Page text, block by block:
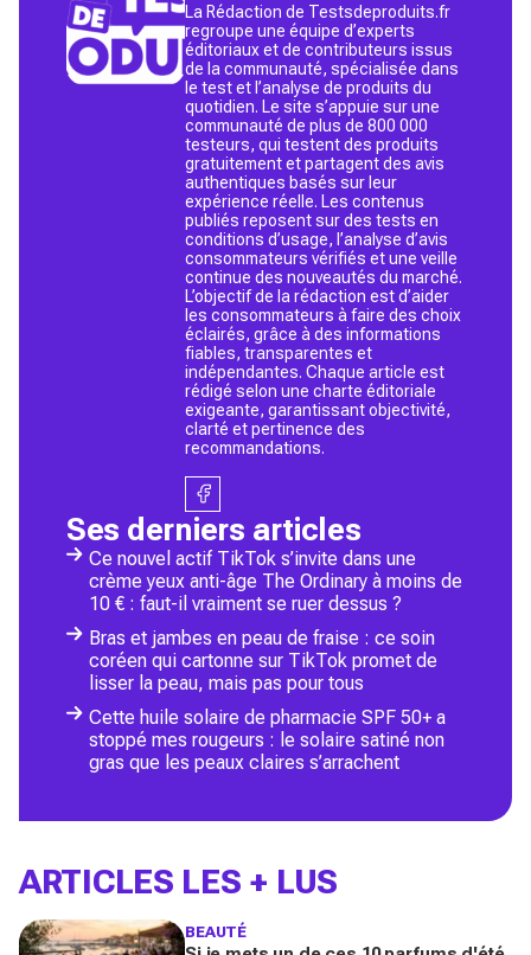
La Rédaction de Testsdeproduits.fr
regroupe une équipe d’experts
éditoriaux et de contributeurs issus
de la communauté, spécialisée dans
le test et l’analyse de produits du
quotidien. Le site s’appuie sur une
communauté de plus de 800 000
testeurs, qui testent des produits
gratuitement et partagent des avis
authentiques basés sur leur
expérience réelle. Les contenus
publiés reposent sur des tests en
conditions d’usage, l’analyse d’avis
consommateurs vérifiés et une veille
continue des nouveautés du marché.
L’objectif de la rédaction est d’aider
les consommateurs à faire des choix
éclairés, grâce à des informations
fiables, transparentes et
indépendantes. Chaque article est
rédigé selon une charte éditoriale
exigeante, garantissant objectivité,
clarté et pertinence des
recommandations.
Ses derniers articles
Ce nouvel actif TikTok s’invite dans une
crème yeux anti-âge The Ordinary à moins de
10 € : faut-il vraiment se ruer dessus ?
Bras et jambes en peau de fraise : ce soin
coréen qui cartonne sur TikTok promet de
lisser la peau, mais pas pour tous
Cette huile solaire de pharmacie SPF 50+ a
stoppé mes rougeurs : le solaire satiné non
gras que les peaux claires s’arrachent
ARTICLES LES + LUS
BEAUTÉ